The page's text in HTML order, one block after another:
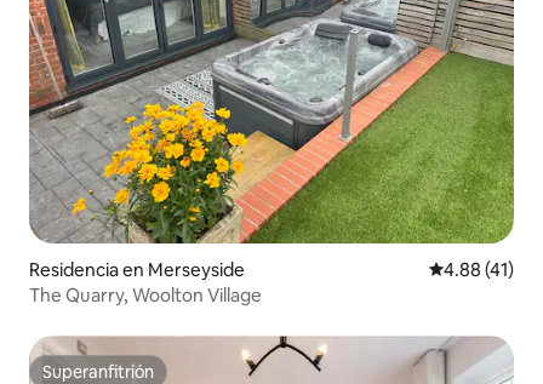
Residencia en Merseyside Calificación
4.88 (41)
The Quarry, Woolton Village
Superanfitrión